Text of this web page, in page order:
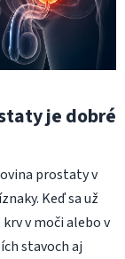
je dobré
prostaty v
Keď sa už
v moči alebo v
stavoch aj